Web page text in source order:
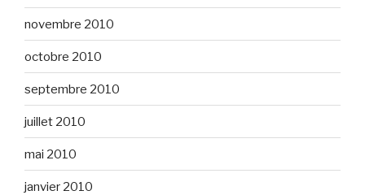
novembre 2010
octobre 2010
septembre 2010
juillet 2010
mai 2010
janvier 2010